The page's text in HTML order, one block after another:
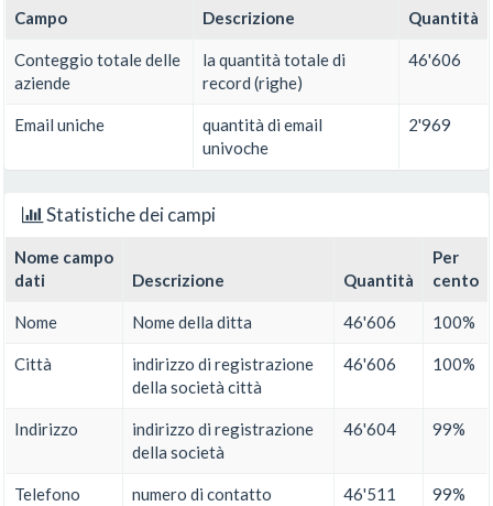
Campo Descrizione Quantità
Conteggio totale delle
aziende
la quantità totale di
record (righe)
46'606
Email uniche
quantità di email
univoche
2'969
Statistiche dei campi
Nome campo
dati
Descrizione Quantità
Per
cento
Nome Nome della ditta 46'606 100%
Città
indirizzo di registrazione
della società città
46'606 100%
Indirizzo
indirizzo di registrazione
della società
46'604 99%
Telefono
numero di contatto
46'511 99%